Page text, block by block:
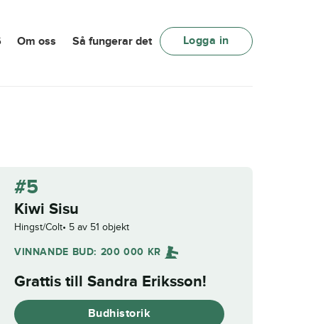
Om oss Så fungerar det Logga in
#5
Kiwi Sisu
Hingst/Colt 5 av 51 objekt
VINNANDE BUD: 200 000 KR
Grattis till Sandra Eriksson!
Budhistorik